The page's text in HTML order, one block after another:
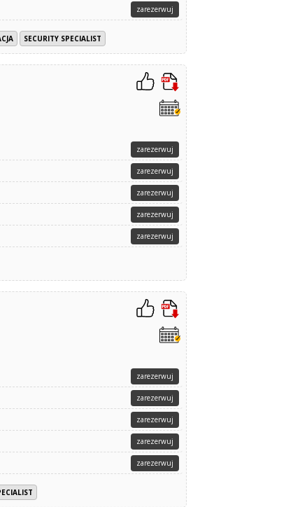
zarezerwuj
SECURITY SPECIALIST
zarezerwuj
zarezerwuj
zarezerwuj
zarezerwuj
zarezerwuj
zarezerwuj
zarezerwuj
zarezerwuj
zarezerwuj
zarezerwuj